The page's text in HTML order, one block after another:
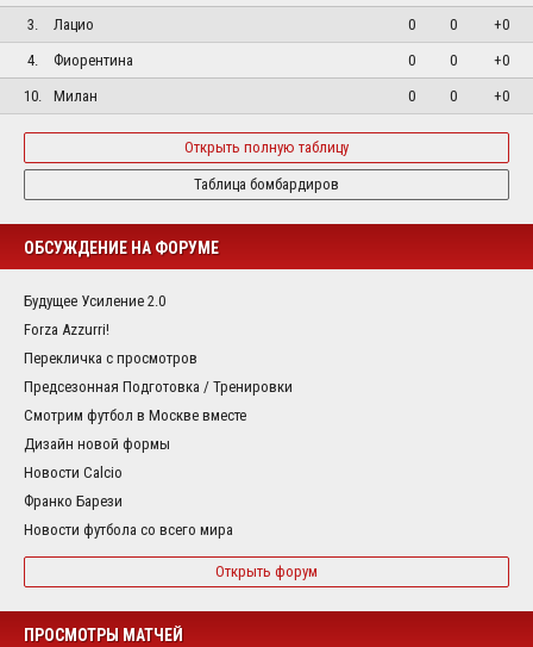
3.
Лацио 0 0
+0
4.
Фиорентина 0 0
+0
10.
Милан 0 0 +0
Открыть полную таблицу
Таблица бомбардиров
ОБСУЖДЕНИЕ НА ФОРУМЕ
Будущее Усиление 2.0
Forza Azzurri!
Перекличка с просмотров
Предсезонная Подготовка / Тренировки
Смотрим футбол в Москве вместе
Дизайн новой формы
Новости Calcio
Франко Барези
Новости футбола со всего мира
Открыть форум
ПРОСМОТРЫ МАТЧЕЙ